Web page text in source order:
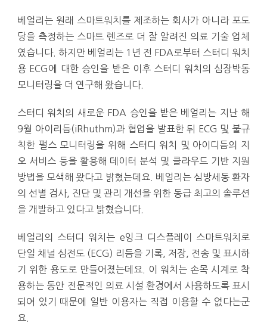
베얼리는 원래 스마트워치를 제조하는 회사가 아니라 포도
당을 측정하는 스마트 렌즈로 더 잘 알려진 의료 기술 업체
였습니다. 하지만 베얼리는 1년 전 FDA로부터 스터디 워치
용 ECG에 대한 승인을 받은 이후 스터디 워치의 심장박동
모니터링을 더 연구해 왔습니다.
스터디 워치의 새로운 FDA 승인을 받은 베얼리는 지난 해
9월 아이리듬(iRhuthm)과 협업을 발표한 뒤 ECG 및 불규
칙한 펄스 모니터링을 위해 스터디 워치 및 아이디듬의 지
오 서비스 등을 활용해 데이터 분석 및 클라우드 기반 지원
방법을 모색해 왔다고 밝혔는데요. 베얼리는 심방세동 환자
의 선별 검사, 진단 및 관리 개선을 위한 동급 최고의 솔루션
을 개발하고 있다고 밝혔습니다.
베얼리의 스터디 워치는 e잉크 디스플레이 스마트워치로
단일 채널 심전도 (ECG) 리듬을 기록, 저장, 전송 및 표시하
기 위한 용도로 만들어졌는데요. 이 워치는 손목 시계로 착
용하는 동안 전문적인 의료 시설 환경에서 사용하도록 표시
되어 있기 때문에 일반 이용자는 직접 이용할 수 없다는군
요.